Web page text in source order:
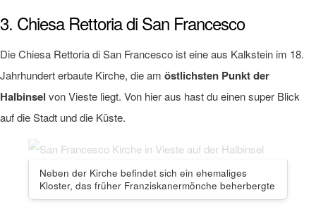
3. Chiesa Rettoria di San Francesco
Die Chiesa Rettoria di San Francesco ist eine aus Kalkstein im 18.
Jahrhundert erbaute Kirche, die am östlichsten Punkt der
Halbinsel von Vieste liegt. Von hier aus hast du einen super Blick
auf die Stadt und die Küste.
Neben der Kirche befindet sich ein ehemaliges
Kloster, das früher Franziskanermönche beherbergte